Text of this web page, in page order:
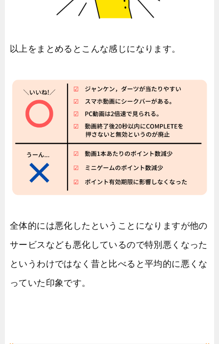
以上をまとめるとこんな感じになります。
全体的には悪化したということになりますが他の
サービスなども悪化しているので特別悪くなった
というわけではなく昔と比べると平均的に悪くな
っていた印象です。